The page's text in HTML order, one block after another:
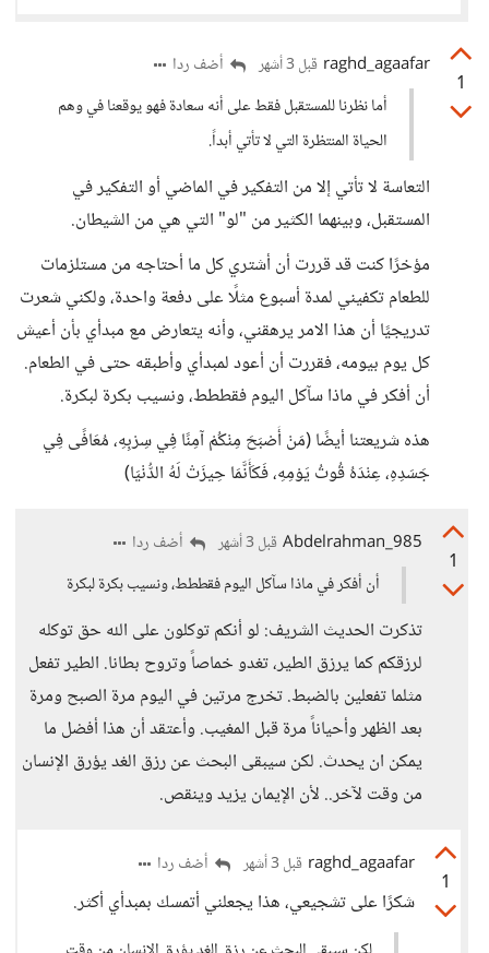
1
raghd_agaafar قبل 3 أشهر
أضف ردا
أما نظرنا للمستقبل فقط على أنه سعادة فهو يوقعنا في وهم
الحياة المنتظرة التي لا تأتي أبداً.
التعاسة لا تأتي إلا من التفكير في الماضي أو التفكير في
المستقبل، وبينهما الكثير من "لو" التي هي من الشيطان.
مؤخرًا كنت قد قررت أن أشتري كل ما أحتاجه من مستلزمات
للطعام تكفيني لمدة أسبوع مثلًا على دفعة واحدة، ولكني شعرت
تدريجيًا أن هذا الامر يرهقني، وأنه يتعارض مع مبدأي بأن أعيش
كل يوم بيومه، فقررت أن أعود لمبدأي وأطبقه حتى في الطعام.
أن أفكر في ماذا سآكل اليوم فقططط، ونسيب بكرة لبكرة.
هذه شريعتنا أيضًا (مَنْ أَصْبَحَ مِنْكُمْ آمِنًا فِي سِرْبِهِ، مُعَافًى فِي
جَسَدِهِ، عِنْدَهُ قُوتُ يَوْمِهِ، فَكَأَنَّمَا حِيزَتْ لَهُ الدُّنْيَا)
1
Abdelrahman_985 قبل 3 أشهر
أضف ردا
أن أفكر في ماذا سآكل اليوم فقططط، ونسيب بكرة لبكرة
تذكرت الحديث الشريف: لو أنكم توكلون على الله حق توكله
لرزقكم كما يرزق الطير، تغدو خماصاً وتروح بطانا. الطير تفعل
مثلما تفعلين بالضبط. تخرج مرتين في اليوم مرة الصبح ومرة
بعد الظهر وأحياناً مرة قبل المغيب. وأعتقد أن هذا أفضل ما
يمكن ان يحدث. لكن سيبقى البحث عن رزق الغد يؤرق الإنسان
من وقت لآخر.. لأن الإيمان يزيد وينقص.
1
raghd_agaafar قبل 3 أشهر أضف ردا
شكرًا على تشجيعي، هذا يجعلني أتمسك بمبدأي أكثر.